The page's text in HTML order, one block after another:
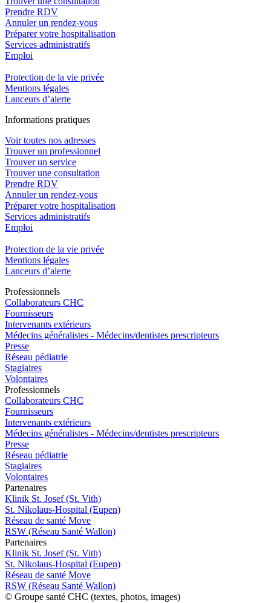
Prendre RDV
Annuler un rendez-vous
Préparer votre hospitalisation
Services administratifs
Emploi​
Protection de la vie privée
Mentions légales
Lanceurs d’alerte
Informations pratiques
Voir toutes nos adresses
Trouver un professionnel
Trouver un service
Trouver une consultation
Prendre RDV
Annuler un rendez-vous
Préparer votre hospitalisation
Services administratifs
Emploi​
Protection de la vie privée
Mentions légales
Lanceurs d’alerte
Professionnels
Collaborateurs CHC
Fournisseurs
Intervenants extérieurs
Médecins généralistes - Médecins/dentistes prescripteurs
Presse
Réseau pédiatrie
Stagiaires
Volontaires
Professionnels
Collaborateurs CHC
Fournisseurs
Intervenants extérieurs
Médecins généralistes - Médecins/dentistes prescripteurs
Presse
Réseau pédiatrie
Stagiaires
Volontaires
Partenaires
Klinik St. Josef (St. Vith)
St. Nikolaus-Hospital (Eupen)
Réseau de santé Move
RSW (Réseau Santé Wallon)
Partenaires
Klinik St. Josef (St. Vith)
St. Nikolaus-Hospital (Eupen)
Réseau de santé Move
RSW (Réseau Santé Wallon)
© Groupe santé CHC (textes, photos, images)